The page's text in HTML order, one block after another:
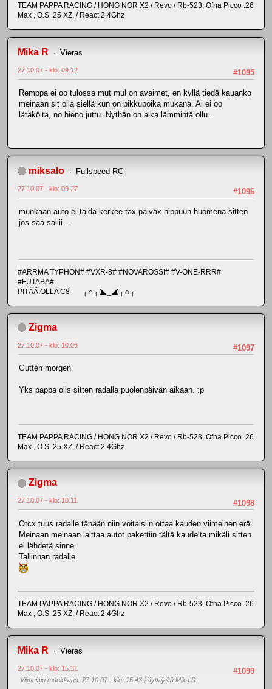
TEAM PAPPA RACING / HONG NOR X2 / Revo / Rb-523, Ofna Picco .26
Max , O.S .25 XZ, / React 2.4Ghz
Mika R Vieras
#1095
27.10.07 - klo: 09.12
Remppa ei oo tulossa mut mul on avaimet, en kyllä tiedä kauanko
meinaan sit olla siellä kun on pikkupoika mukana. Ai ei oo
lätäköitä, no hieno juttu. Nythän on aika lämmintä ollu.
miksalo Fullspeed RC
#1096
27.10.07 - klo: 09.27
munkaan auto ei taida kerkee täx päiväx nippuun.huomena sitten
jos sää sallii...
#ARRMA TYPHON# #VXR-8# #NOVAROSSI# #V-ONE-RRR#
#FUTABA#
PITÄÄ OLLA C8 ┌∩┐(◣_◢)┌∩┐
Zigma
#1097
27.10.07 - klo: 10.06
Gutten morgen
Yks pappa olis sitten radalla puolenpäivän aikaan. :p
TEAM PAPPA RACING / HONG NOR X2 / Revo / Rb-523, Ofna Picco .26
Max , O.S .25 XZ, / React 2.4Ghz
Zigma
#1098
27.10.07 - klo: 10.11
Otcx tuus radalle tänään niin voitaisiin ottaa kauden viimeinen erä.
Meinaan meinaan laittaa autot pakettiin tältä kaudelta mikäli sitten
ei lähdetä sinne
Tallinnan radalle.
TEAM PAPPA RACING / HONG NOR X2 / Revo / Rb-523, Ofna Picco .26
Max , O.S .25 XZ, / React 2.4Ghz
Mika R Vieras
#1099
27.10.07 - klo: 15.31
Viimeisin muokkaus: 27.10.07 - klo: 15.43 käyttäjältä Mika R